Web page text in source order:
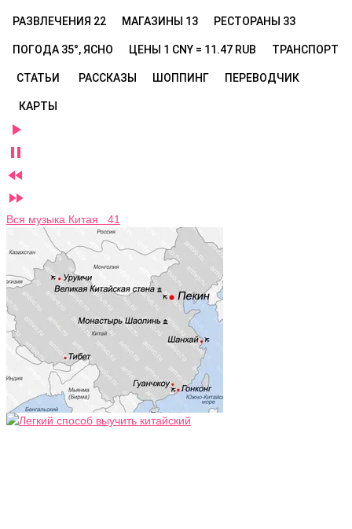
РАЗВЛЕЧЕНИЯ 22 МАГАЗИНЫ 13 РЕСТОРАНЫ 33
ПОГОДА 35°, ЯСНО ЦЕНЫ 1 CNY = 11.47 RUB ТРАНСПОРТ
СТАТЬИ РАССКАЗЫ ШОППИНГ ПЕРЕВОДЧИК
КАРТЫ




Вся музыка Китая 41